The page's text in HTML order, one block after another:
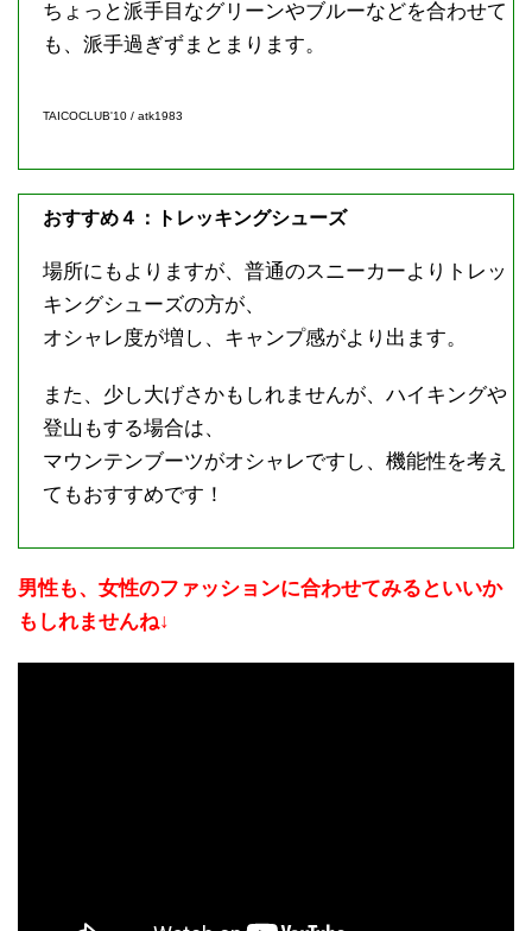
ちょっと派手目なグリーンやブルーなどを合わせて
も、派手過ぎずまとまります。
TAICOCLUB'10 / atk1983
おすすめ４：トレッキングシューズ
場所にもよりますが、普通のスニーカーよりトレッ
キングシューズの方が、
オシャレ度が増し、キャンプ感がより出ます。
また、少し大げさかもしれませんが、ハイキングや
登山もする場合は、
マウンテンブーツがオシャレですし、機能性を考え
てもおすすめです！
男性も、女性のファッションに合わせてみるといいか
もしれませんね↓